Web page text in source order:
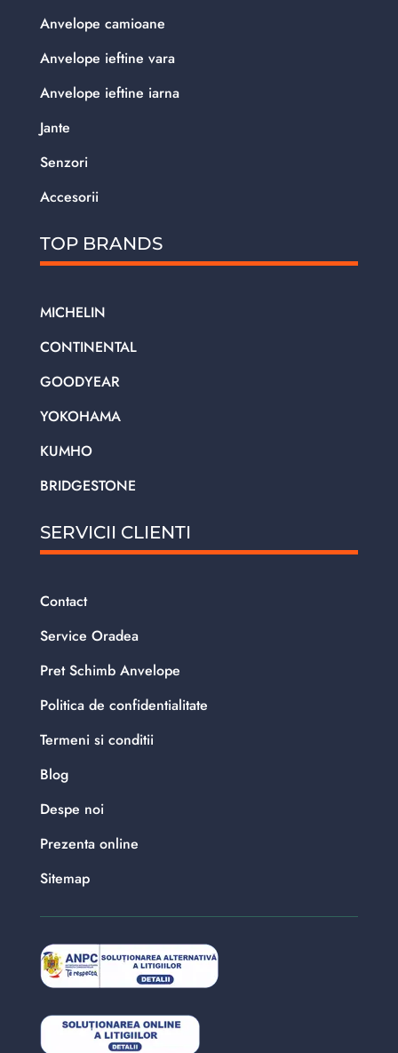
Anvelope camioane
Anvelope ieftine vara
Anvelope ieftine iarna
Jante
Senzori
Accesorii
TOP BRANDS
MICHELIN
CONTINENTAL
GOODYEAR
YOKOHAMA
KUMHO
BRIDGESTONE
SERVICII CLIENTI
Contact
Service Oradea
Pret Schimb Anvelope
Politica de confidentialitate
Termeni si conditii
Blog
Despe noi
Prezenta online
Sitemap